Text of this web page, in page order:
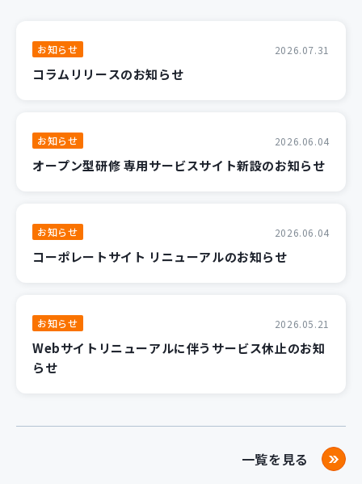
お知らせ 2026.07.31
コラムリリースのお知らせ
お知らせ 2026.06.04
オープン型研修 専用サービスサイト新設のお知らせ
お知らせ 2026.06.04
コーポレートサイト リニューアルのお知らせ
お知らせ 2026.05.21
Webサイトリニューアルに伴うサービス休止のお知
らせ
一覧を見る